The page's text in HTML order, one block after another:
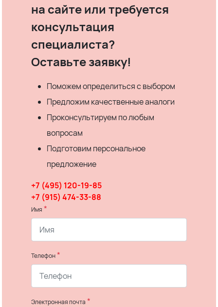
на сайте или требуется
консультация
специалиста?
Оставьте заявку!
Поможем определиться с выбором
Предложим качественные аналоги
Проконсультируем по любым
вопросам
Подготовим персональное
предложение
+7 (495) 120-19-85
+7 (915) 474-33-88
Имя *
Телефон*
Электронная почта *